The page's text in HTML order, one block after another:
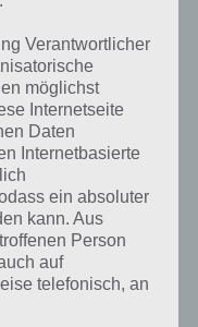
wir stets die
in der App geben.
eines Bildes oder
die von anderen Spielern
kannst du das nächste
alle Antworten 94
ist 94
über 10 Millionen mal
und gehört mit zu den
Verantwortlicher
möglichst
Internetseite
Daten
Internetbasierte
ein absoluter
kann. Aus
Person
auf
telefonisch, an